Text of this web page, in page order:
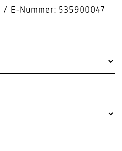
E-Nummer: 535900047